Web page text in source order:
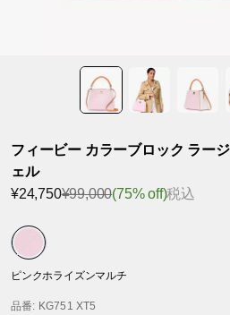
フィービー カラーブロック ラー
ェル
¥24,750¥99,000(75% off)税込
ピンクホライズンマルチ
品番: KG751 XT5